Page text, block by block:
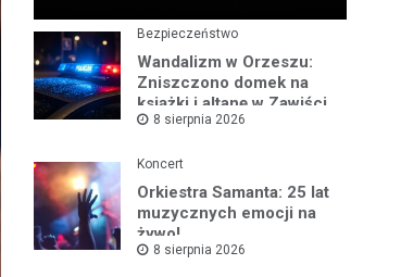
Bezpieczeństwo
Wandalizm w Orzeszu:
Zniszczono domek na
książki i altanę w Zawiści
8 sierpnia 2026
Koncert
Orkiestra Samanta: 25 lat
muzycznych emocji na
żywo!
8 sierpnia 2026